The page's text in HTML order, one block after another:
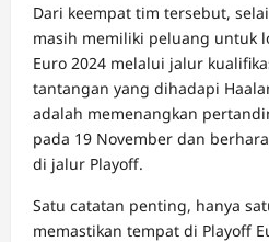
Dari keempat tim tersebut,
masih memiliki peluang untuk
Euro 2024 melalui jalur
tantangan yang dihadapi
adalah memenangkan
pada 19 November dan
di jalur Playoff.
Satu catatan penting, hanya
memastikan tempat di Playoff